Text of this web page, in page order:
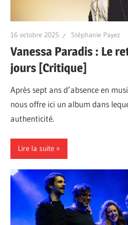
16 octobre 2025 Stéphanie Payez
Vanessa Paradis : Le
jours [Critique]
Après sept ans d’absence en
nous offre ici un album dans
authenticité.
Lire la suite